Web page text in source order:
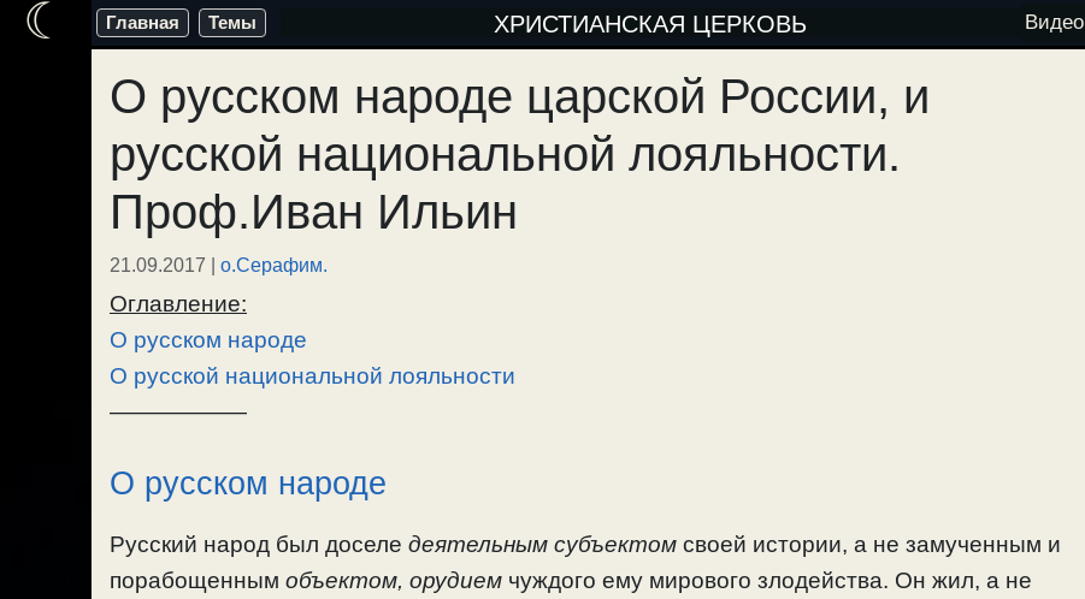
Перейти
содержимому
Главная Темы ХРИСТИАНСКАЯ ЦЕРКОВЬ Видео
О русском народе царской России, и
русской национальной лояльности.
Проф.Иван Ильин
21.09.2017 | о.Серафим.
Оглавление:
О русском народе
О русской национальной лояльности
——————
О русском народе
Русский народ был доселе деятельным субъектом своей истории, а не замученным и
порабощенным объектом, орудием чуждого ему мирового злодейства. Он жил, а не
☾